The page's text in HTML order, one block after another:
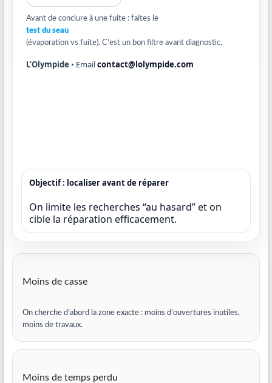
Avant de conclure à une fuite : faites le
test du seau
(évaporation vs fuite). C’est un bon filtre avant diagnostic.
L’Olympide • Emailcontact@lolympide.com
Objectif : localiser avant de réparer
On limite les recherches “au hasard” et on
cible la réparation efficacement.
Moins de casse
On cherche d’abord la zone exacte : moins d’ouvertures inutiles,
moins de travaux.
Moins de temps perdu